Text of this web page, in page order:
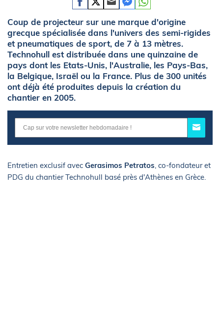
Coup de projecteur sur une marque d'origine
grecque spécialisée dans l'univers des semi-rigides
et pneumatiques de sport, de 7 à 13 mètres.
Technohull est distribuée dans une quinzaine de
pays dont les Etats-Unis, l'Australie, les Pays-Bas,
la Belgique, Israël ou la France. Plus de 300 unités
ont déjà été produites depuis la création du
chantier en 2005.
Entretien exclusif avec Gerasimos Petratos , co-fondateur et
PDG du chantier Technohull basé près d'Athènes en Grèce.